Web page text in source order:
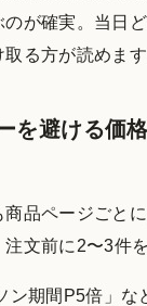
のが確実。当日
る方が読めます
を避ける価
品ページごと
文前に2〜3件
ン期間P5倍」な